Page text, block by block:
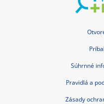
Súhrnné
Pravidlá a
Zásady